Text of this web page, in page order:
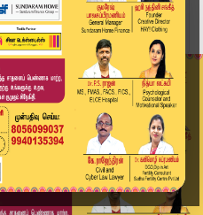
#tvk #tvkvijay #e...